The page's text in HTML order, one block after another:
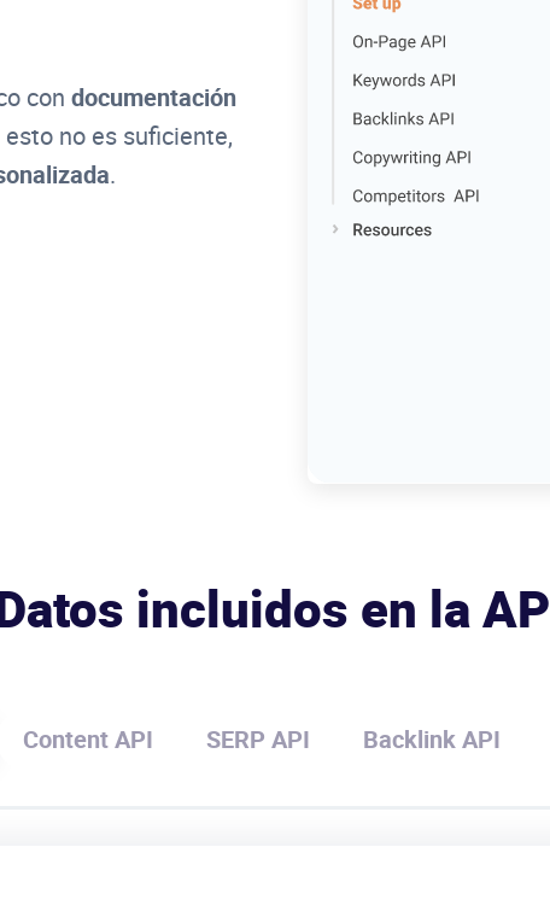
con documentación
no es suficiente,
.
incluidos en la
Content API SERP API Backlink API